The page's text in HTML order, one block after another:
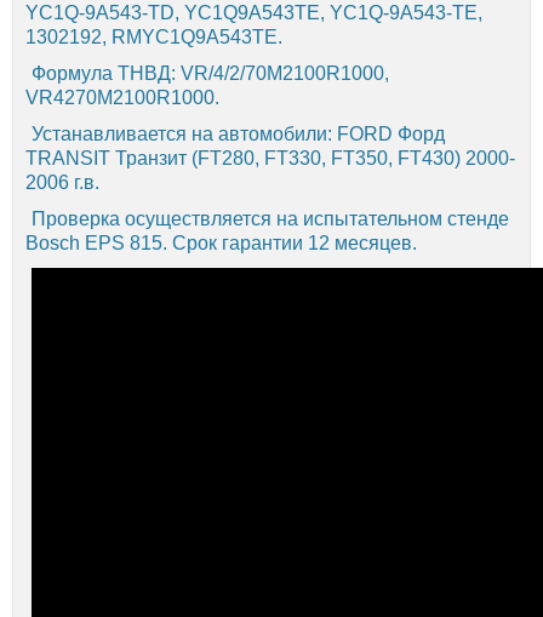
YC1Q-9A543-TD, YC1Q9A543TE, YC1Q-9A543-TE,
1302192, RMYC1Q9A543TE.
Формула ТНВД: VR/4/2/70M2100R1000,
VR4270M2100R1000.
Устанавливается на автомобили: FORD Форд
TRANSIT Транзит (FT280, FT330, FT350, FT430) 2000-
2006 г.в.
Проверка осуществляется на испытательном стенде
Bosch EPS 815. Срок гарантии 12 месяцев.